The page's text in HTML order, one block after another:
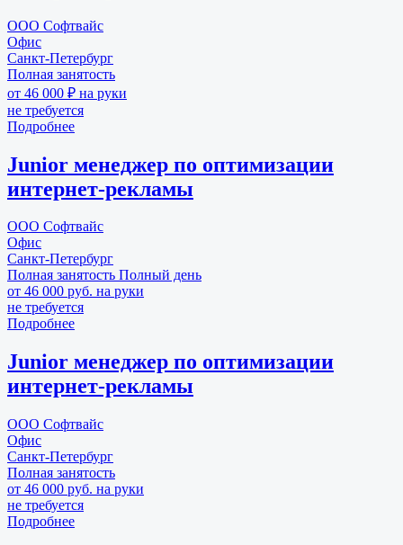
ООО Софтвайс
Офис
Санкт-Петербург
Полная занятость
от 46 000 ₽ на руки
не требуется
Подробнее
Junior менеджер по оптимизации
интернет-рекламы
ООО Софтвайс
Офис
Санкт-Петербург
Полная занятость Полный день
от 46 000 руб. на руки
не требуется
Подробнее
Junior менеджер по оптимизации
интернет-рекламы
ООО Софтвайс
Офис
Санкт-Петербург
Полная занятость
от 46 000 руб. на руки
не требуется
Подробнее